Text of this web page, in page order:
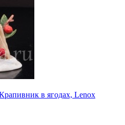
в ягодах, Lenox